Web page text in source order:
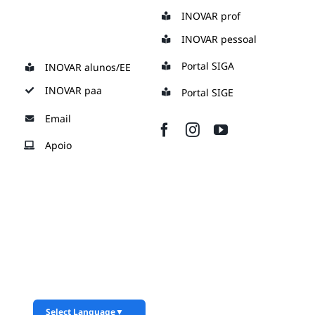
content
INOVAR prof
INOVAR pessoal
INOVAR alunos/EE
INOVAR paa
Portal SIGA
Portal SIGE
Email
Apoio
Select Language▼